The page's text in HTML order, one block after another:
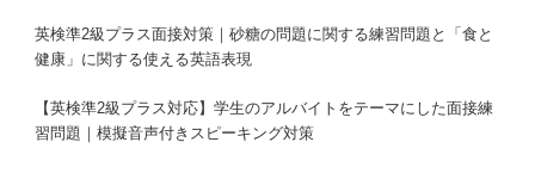
英検準2級プラス面接対策｜砂糖の問題に関する練習問題と「食と
健康」に関する使える英語表現
【英検準2級プラス対応】学生のアルバイトをテーマにした面接練
習問題｜模擬音声付きスピーキング対策